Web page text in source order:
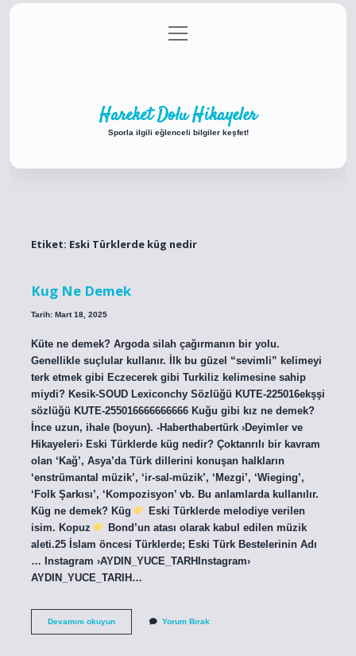
Gizlilik Politikası
menüyü
aç
Hareket Dolu Hikayeler
Sporla ilgili eğlenceli bilgiler keşfet!
Etiket: Eski Türklerde küg nedir
Kug Ne Demek
Tarih: Mart 18, 2025
Küte ne demek? Argoda silah çağırmanın bir yolu.
Genellikle suçlular kullanır. İlk bu güzel “sevimli” kelimeyi
terk etmek gibi Eczecerek gibi Turkiliz kelimesine sahip
miydi? Kesik-SOUD Lexiconchy Sözlüğü KUTE-225016ekşşi
sözlüğü KUTE-255016666666666 Kuğu gibi kız ne demek?
İnce uzun, ihale (boyun). -Haberthabertürk ›Deyimler ve
Hikayeleri› Eski Türklerde küg nedir? Çoktanrılı bir kavram
olan ‘Kağ’, Asya’da Türk dillerini konuşan halkların
‘enstrümantal müzik’, ‘ir-sal-müzik’, ‘Mezgi’, ‘Wieging’,
‘Folk Şarkısı’, ‘Kompozisyon’ vb. Bu anlamlarda kullanılır.
Küg ne demek? Küg
Eski Türklerde melodiye verilen
isim. Kopuz
Bond’un atası olarak kabul edilen müzik
aleti.25 İslam öncesi Türklerde; Eski Türk Bestelerinin Adı
… Instagram ›AYDIN_YUCE_TARHInstagram›
AYDIN_YUCE_TARIH…
Devamını okuyunKug
Yorum Bırak